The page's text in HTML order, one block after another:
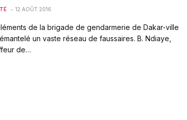
12 AOÛT 2016
de la brigade de gendarmerie de Dakar-ville
un vaste réseau de faussaires. B. Ndiaye,
de…